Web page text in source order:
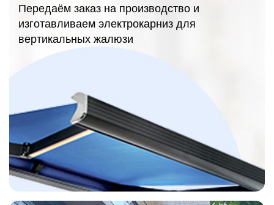
Передаём заказ на производство и
изготавливаем электрокарниз для
вертикальных жалюзи